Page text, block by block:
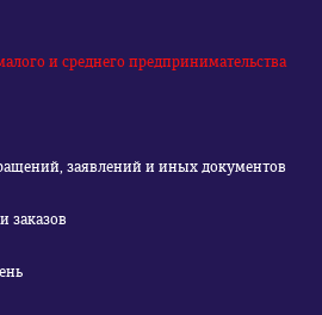
и среднего предпринимательства
заявлений и иных документов
заказов